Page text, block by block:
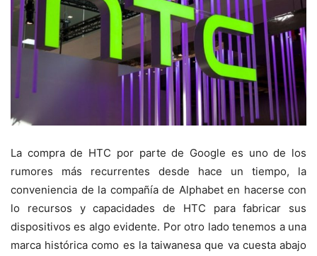
La compra de HTC por parte de Google es uno de los
rumores más recurrentes desde hace un tiempo, la
conveniencia de la compañía de Alphabet en hacerse con
lo recursos y capacidades de HTC para fabricar sus
dispositivos es algo evidente. Por otro lado tenemos a una
marca histórica como es la taiwanesa que va cuesta abajo